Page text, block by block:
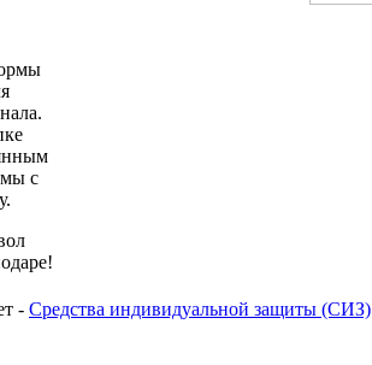
с
- Средства индивидуальной защиты (СИЗ)